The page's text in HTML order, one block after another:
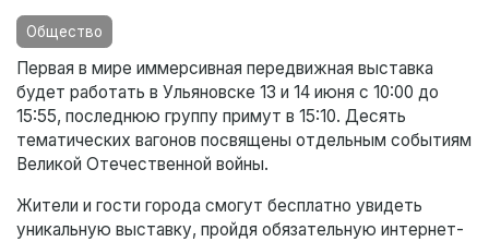
Общество
Первая в мире иммерсивная передвижная выставка
будет работать в Ульяновске 13 и 14 июня с 10:00 до
15:55, последнюю группу примут в 15:10. Десять
тематических вагонов посвящены отдельным событиям
Великой Отечественной войны.
Жители и гости города смогут бесплатно увидеть
уникальную выставку, пройдя обязательную интернет-